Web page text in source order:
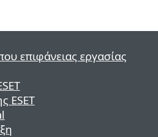
επιφάνειας εργασίας
ESET